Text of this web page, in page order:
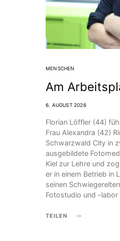
MENSCHEN
Am
6. AUGUST 2026
Florian Löffler (44)
Frau Alexandra (42)
Schwarzwald City in
ausgebildete
Kiel zur Lehre und
er in einem Betrieb in
seinen
Fotostudio und -labor
TEILEN